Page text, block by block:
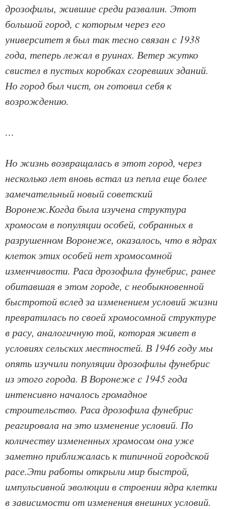
дрозофилы, жившие среди развалин. Этот
большой город, с которым через его
университет я был так тесно связан с 1938
года, теперь лежал в руинах. Ветер жутко
свистел в пустых коробках сгоревших зданий.
Но город был чист, он готовил себя к
возрождению.
…
Но жизнь возвращалась в этот город, через
несколько лет вновь встал из пепла еще более
замечательный новый советский
Воронеж.Когда была изучена структура
хромосом в популяции особей, собранных в
разрушенном Воронеже, оказалось, что в ядрах
клеток этих особей нет хромосомной
изменчивости. Раса дрозофила фунебрис, ранее
обитавшая в этом городе, с необыкновенной
быстротой вслед за изменением условий жизни
превратилась по своей хромосомной структуре
в расу, аналогичную той, которая живет в
условиях сельских местностей. В 1946 году мы
опять изучили популяции дрозофилы фунебрис
из этого города. В Воронеже с 1945 года
интенсивно началось громадное
строительство. Раса дрозофила фунебрис
реагировала на это изменение условий. По
количеству измененных хромосом она уже
заметно приближалась к типичной городской
расе.Эти работы открыли мир быстрой,
импульсивной эволюции в строении ядра клетки
в зависимости от изменения внешних условий.